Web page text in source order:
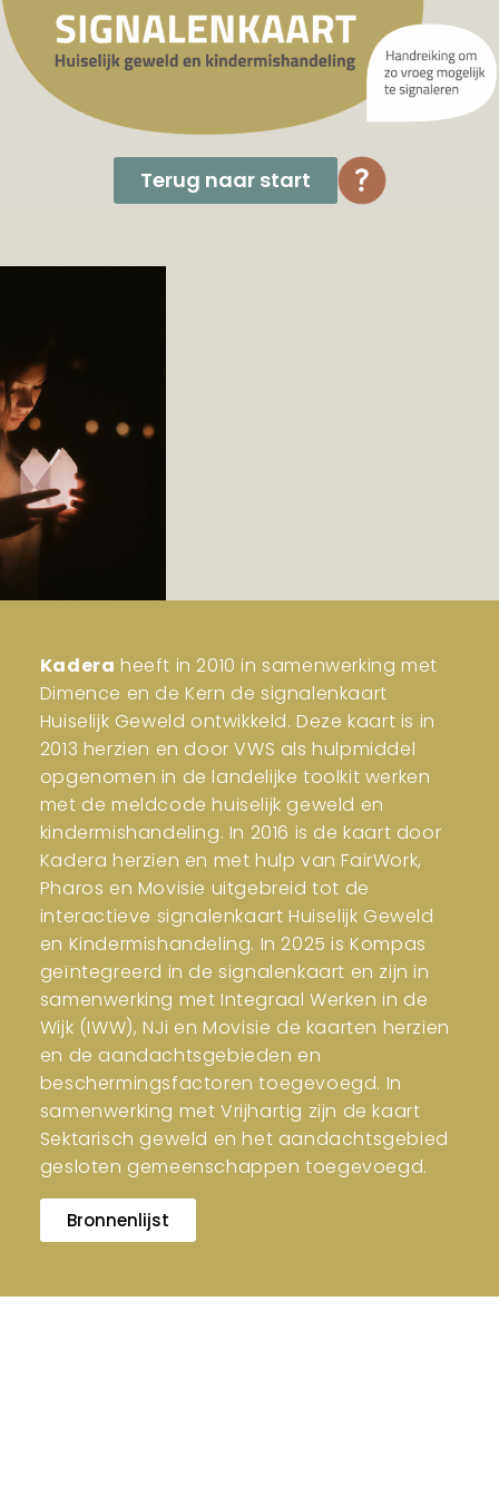
Terug naar start
Kadera heeft in 2010 in samenwerking met
Dimence en de Kern de signalenkaart
Huiselijk Geweld ontwikkeld. Deze kaart is in
2013 herzien en door VWS als hulpmiddel
opgenomen in de landelijke toolkit werken
met de meldcode huiselijk geweld en
kindermishandeling. In 2016 is de kaart door
Kadera herzien en met hulp van FairWork,
Pharos en Movisie uitgebreid tot de
interactieve signalenkaart Huiselijk Geweld
en Kindermishandeling. In 2025 is Kompas
geïntegreerd in de signalenkaart en zijn in
samenwerking met Integraal Werken in de
Wijk (IWW), NJi en Movisie de kaarten herzien
en de aandachtsgebieden en
beschermingsfactoren toegevoegd. In
samenwerking met Vrijhartig zijn de kaart
Sektarisch geweld en het aandachtsgebied
gesloten gemeenschappen toegevoegd.
Bronnenlijst